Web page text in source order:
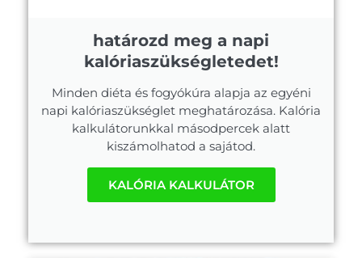
határozd meg a napi
kalóriaszükségletedet!
Minden diéta és fogyókúra alapja az egyéni
napi kalóriaszükséglet meghatározása. Kalória
kalkulátorunkkal másodpercek alatt
kiszámolhatod a sajátod.
KALÓRIA KALKULÁTOR